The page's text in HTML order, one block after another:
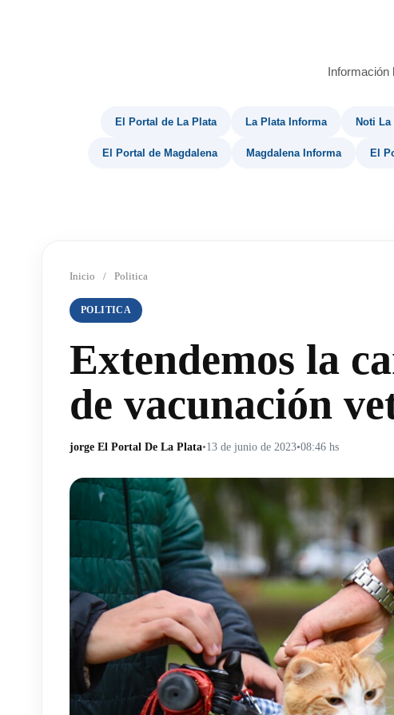
Información
El Portal de La Plata La Plata Informa Noti La
El Portal de Magdalena Magdalena Informa El
Inicio / Politica
POLITICA
Extendemos la
de vacunación
jorge El Portal De La Plata•13 de junio de 2023•08:46 hs